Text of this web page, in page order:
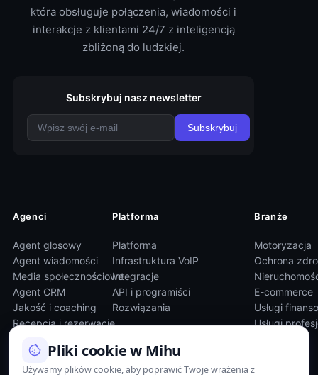
która obsługuje połączenia, wiadomości i
interakcje z klientami 24/7 z inteligencją
zbliżoną do ludzkiej.
Subskrybuj nasz newsletter
Subskrybuj
Agenci
Agent głosowy
Agent wiadomości
Media społecznościowe
Agent CRM
Jakość i coaching
Recepcja i rezerwacje
Platforma
Platforma
Infrastruktura VoIP
Integracje
API i programiści
Rozwiązania
Branże
Motoryzacja
Ochrona
E-commerce
Usługi
Usługi
Pliki cookie w Mihu
Używamy plików cookie, aby poprawić Twoje wrażenia z